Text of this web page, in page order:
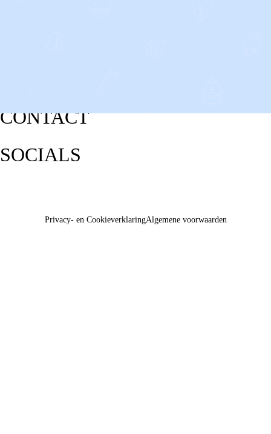
CONTACT
SOCIALS
Privacy- en CookieverklaringAlgemene voorwaarden